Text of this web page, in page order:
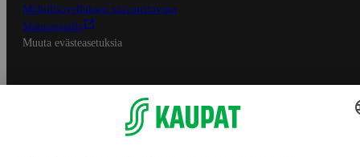
Mobiilisovelluksen saavutettavuus
Mainostajalle
Muuta evästeasetuksia
S-ryhmän palvelut